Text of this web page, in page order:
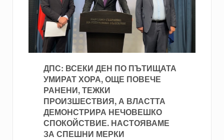
ДПС: ВСЕКИ ДЕН ПО ПЪТИЩАТА
УМИРАТ ХОРА, ОЩЕ ПОВЕЧЕ
РАНЕНИ, ТЕЖКИ
ПРОИЗШЕСТВИЯ, А ВЛАСТТА
ДЕМОНСТРИРА НЕЧОВЕШКО
СПОКОЙСТВИЕ. НАСТОЯВАМЕ
ЗА СПЕШНИ МЕРКИ